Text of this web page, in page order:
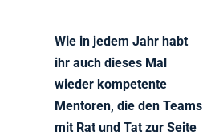
Wie in jedem Jahr habt
ihr auch dieses Mal
wieder kompetente
Mentoren, die den Teams
mit Rat und Tat zur Seite